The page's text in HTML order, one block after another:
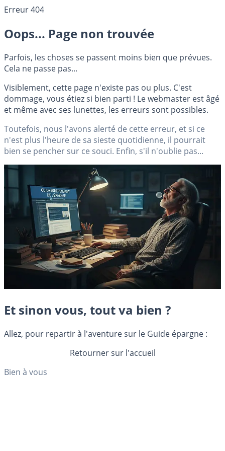
Erreur 404
Oops... Page non trouvée
Parfois, les choses se passent moins bien que prévues.
Cela ne passe pas...
Visiblement, cette page n'existe pas ou plus. C'est
dommage, vous étiez si bien parti ! Le webmaster est âgé
et même avec ses lunettes, les erreurs sont possibles.
Toutefois, nous l'avons alerté de cette erreur, et si ce
n'est plus l'heure de sa sieste quotidienne, il pourrait
bien se pencher sur ce souci. Enfin, s'il n'oublie pas...
Et sinon vous, tout va bien ?
Allez, pour repartir à l'aventure sur le Guide épargne :
Retourner sur l'accueil
Bien à vous